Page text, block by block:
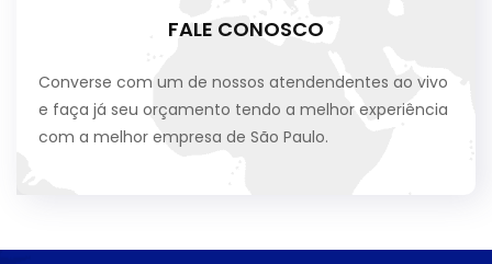
FALE CONOSCO
Converse com um de nossos atendendentes ao vivo
e faça já seu orçamento tendo a melhor experiência
com a melhor empresa de São Paulo.